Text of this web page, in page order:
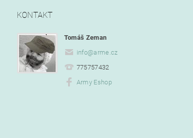
KONTAKT
Tomáš Zeman
info@arme.cz
775757432
Army Eshop